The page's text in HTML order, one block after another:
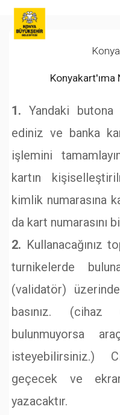
Konyakart'ıma
1. Yandaki
ediniz ve banka
işlemini
kartın
kimlik numarasına
da kart numarasını
2. Kullanacağınız
turnikelerde
(validatör)
basınız.
bulunmuyorsa
isteyebilirsiniz.)
geçecek ve
yazacaktır.